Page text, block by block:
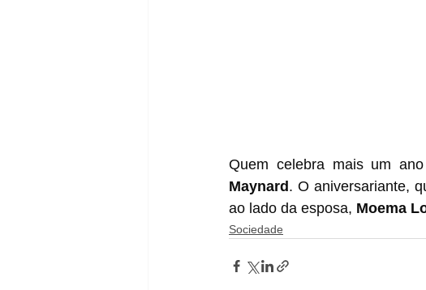
Quem celebra mais um
Maynard . O aniversariante,
ao lado da esposa, Moema
Sociedade